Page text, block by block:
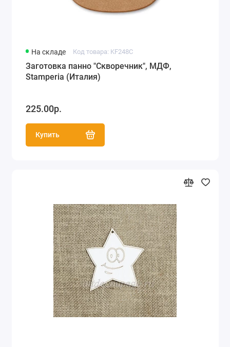
На складе Код товара: KF248C
Заготовка панно "Скворечник", МДФ,
Stamperia (Италия)
225.00р.
Купить